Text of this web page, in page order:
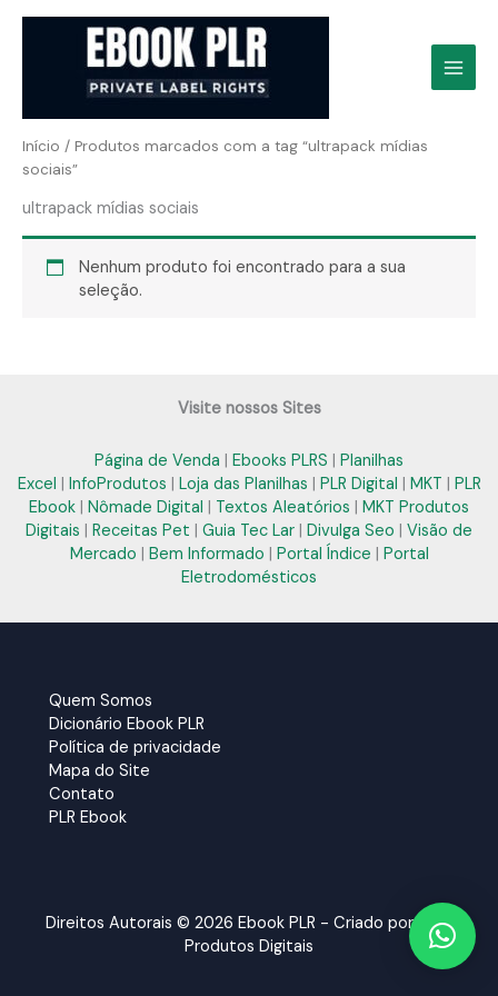
Início / Produtos marcados com a tag “ultrapack mídias
sociais”
ultrapack mídias sociais
Nenhum produto foi encontrado para a sua
seleção.
Visite nossos Sites
Página de Venda | Ebooks PLRS | Planilhas
Excel | InfoProdutos | Loja das Planilhas | PLR Digital | MKT | PLR
Ebook | Nômade Digital | Textos Aleatórios | MKT Produtos
Digitais | Receitas Pet | Guia Tec Lar | Divulga Seo | Visão de
Mercado | Bem Informado | Portal Índice | Portal
Eletrodomésticos
Quem Somos
Dicionário Ebook PLR
Política de privacidade
Mapa do Site
Contato
PLR Ebook
Direitos Autorais © 2026 Ebook PLR - Criado por:
MKT
Produtos Digitais